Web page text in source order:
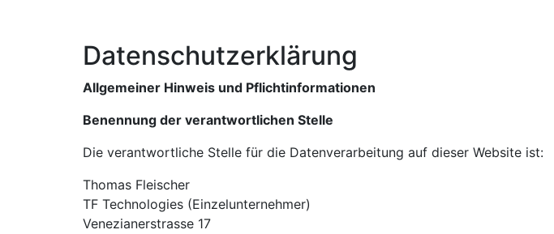
Datenschutzerklärung
Allgemeiner Hinweis und Pflichtinformationen
Benennung der verantwortlichen Stelle
Die verantwortliche Stelle für die Datenverarbeitung auf dieser Website ist:
Thomas Fleischer
TF Technologies (Einzelunternehmer)
Venezianerstrasse 17